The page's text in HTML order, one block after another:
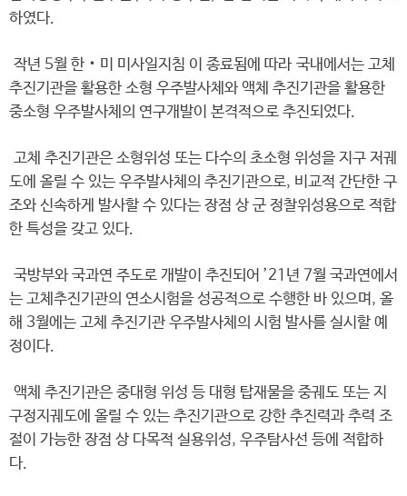
하였다.
작년 5월 한‧미 미사일지침 이 종료됨에 따라 국내에서는 고체
추진기관을 활용한 소형 우주발사체와 액체 추진기관을 활용한
중소형 우주발사체의 연구개발이 본격적으로 추진되었다.
고체 추진기관은 소형위성 또는 다수의 초소형 위성을 지구 저궤
도에 올릴 수 있는 우주발사체의 추진기관으로, 비교적 간단한 구
조와 신속하게 발사할 수 있다는 장점 상 군 정찰위성용으로 적합
한 특성을 갖고 있다.
국방부와 국과연 주도로 개발이 추진되어 ’21년 7월 국과연에서
는 고체추진기관의 연소시험을 성공적으로 수행한 바 있으며, 올
해 3월에는 고체 추진기관 우주발사체의 시험 발사를 실시할 예
정이다.
액체 추진기관은 중대형 위성 등 대형 탑재물을 중궤도 또는 지
구정지궤도에 올릴 수 있는 추진기관으로 강한 추진력과 추력 조
절이 가능한 장점 상 다목적 실용위성, 우주탐사선 등에 적합하
다.